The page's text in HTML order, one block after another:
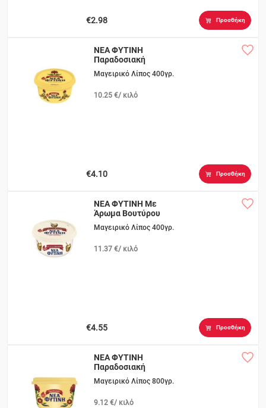
€2.98 Προσθήκη
ΝΕΑ ΦΥΤΙΝΗ
Παραδοσιακή
Μαγειρικό Λίπος 400γρ.
10.25 €/ κιλό
€4.10 Προσθήκη
ΝΕΑ ΦΥΤΙΝΗ Με
Άρωμα Βουτύρου
Μαγειρικό Λίπος 400γρ.
11.37 €/ κιλό
€4.55 Προσθήκη
ΝΕΑ ΦΥΤΙΝΗ
Παραδοσιακή
Μαγειρικό Λίπος 800γρ.
9.12 €/ κιλό